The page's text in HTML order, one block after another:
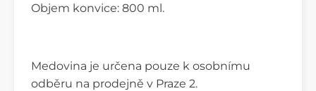
Objem konvice: 800 ml.
Medovina je určena pouze k osobnímu
odběru na prodejně v Praze 2.